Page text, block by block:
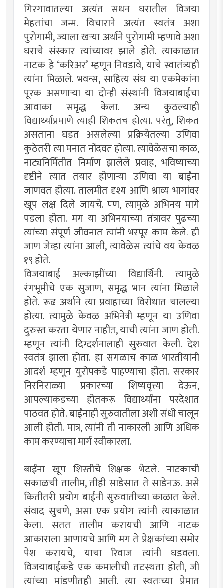
गिरगावातल्या अत्यंत सधन घरातील विजया
मेहतांचा जन्म. विचाराने अत्यंत स्वतंत्र अशा
पुरोगामी, ज्याला खर्‍या अर्थाने पुरोगामी म्हणावे अशा
घराचे संस्कार त्यांच्यावर झाले होते. त्याकाळात
नाटक हे ‘करिअर’ म्हणून निवडावे, याचे स्वातंत्र्यही
त्यांना मिळाले. भवन्स, साहित्य संघ या एकमेकांना
पूरक असणार्‍या या दोन्ही संस्थांनी विजयाबाईंचा
आवाका समृद्ध केला. अन्य कुठल्याही
विद्यार्थ्याप्रमाणे त्याही शिकतच होत्या. परंतु, शिकत
असताना घडत असलेल्या प्रक्रियेतल्या उणिवा
कुठेतरी त्या मनात नोंदवत होत्या. त्यावेळेसचा काळ,
नाट्यनिर्मितीत निर्माण झालेले प्रवाह, भविष्याच्या
दृष्टीने त्यात तयार होणार्‍या उणिवा या बाईंना
जाणवत होत्या. तालमीत दृश्य आणि श्राव्य भागांवर
खूप लक्ष दिले जायचे. पण, त्यामुळे अभिनय मागे
पडला होता. मग या अभिनयाच्या तंत्रावर पुढच्या
त्यांच्या संपूर्ण जीवनात त्यांनी भरपूर काम केले. ही
जाण जेव्हा त्यांना आली, त्यावेळेस त्यांचे वय केवळ
१९ होते.
विजयाबाई अल्काझींच्या विद्यार्थिनी. त्यामुळे
रंगभूमीचे एक सुजाण, समृद्ध भान त्यांना मिळाले
होते. रूढ अर्थाने त्या प्रवाहाच्या विरोधात चालल्या
होत्या. त्यामुळे केवळ अभिनेत्री म्हणून या उणिवा
दुरुस्त करता येणार नाहीत, याची त्यांना जाण होती.
म्हणून त्यांनी दिग्दर्शनालाही सुरुवात केली. देश
स्वतंत्र झाला होता. हा सगळाच काळ भारतीयांनी
आदर्श म्हणून युरोपकडे पाहण्याचा होता. सरकार
निरनिराळ्या प्रकारच्या शिष्यवृत्त्या देऊन,
आपल्याकडच्या होतकरू विद्यार्थ्यांना परदेशात
पाठवत होते. बाईंनाही सुरुवातीला अशी संधी चालून
आली होती. मात्र, त्यांनी ती नाकारली आणि अधिक
काम करण्याचा मार्ग स्वीकारला.
बाईंना खूप शिस्तीचे शिक्षक भेटले. नाटकाची
सकाळची तालीम, तीही साडेसात ते साडेनऊ. असे
कितीतरी प्रयोग बाईंनी सुरुवातीच्या काळात केले.
संवाद सुचणे, असा एक प्रयोग त्यांनी त्याकाळात
केला. सतत तालीम करायची आणि नाटक
आकाराला आणायचे आणि मग ते प्रेक्षकांच्या समोर
पेश करायचे, याचा रिवाज त्यांनी घडवला.
विजयाबाईंकडे एक कमालीची तटस्थता होती, जी
त्यांच्या मांडणीतही आली. त्या स्वतःच्या प्रेमात